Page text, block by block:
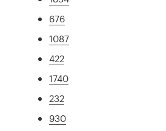
676
1087
422
1740
232
930